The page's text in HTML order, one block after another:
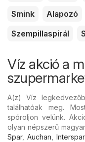
Smink
Alapozó
Szempillaspirál
Víz akció a
A(z) Víz
találhatóak meg.
spóroljon velünk.
olyan népszerű
Spar, Auchan Interspar